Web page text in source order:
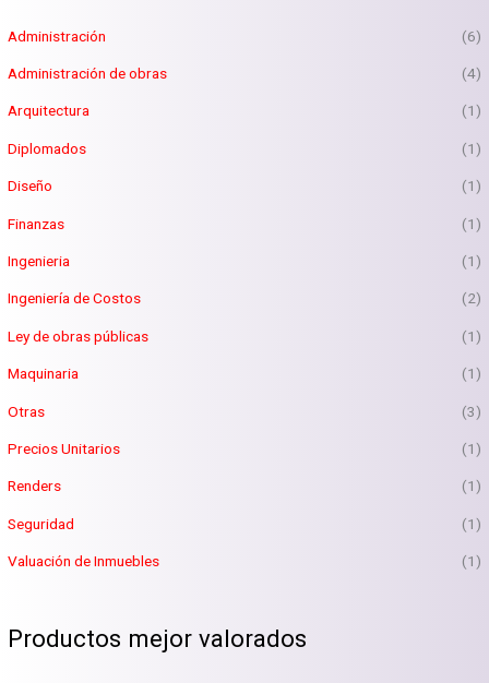
r
p
o
Administración (6)
Administración de obras (4)
Arquitectura (1)
Diplomados (1)
Diseño (1)
Finanzas (1)
Ingenieria (1)
Ingeniería de Costos (2)
Ley de obras públicas (1)
Maquinaria (1)
Otras (3)
Precios Unitarios (1)
Renders (1)
Seguridad (1)
Valuación de Inmuebles (1)
Productos mejor valorados